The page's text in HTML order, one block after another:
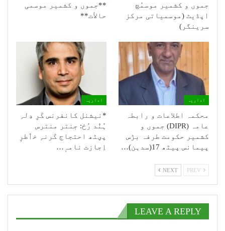
جموں و کشمیر موسمُچ
اپڈیٹ (موسمیاتی مرکز
سرینگر)
**جموں و كشمیر موسمی
حالأت**
اداریہ
محکمہ اطلاعات و رابطہ
عامہ (DIPR) جموں و
کشمیر حکومت طرفہ بڑس
پیمانس پیٹھ 17(سدہن)…
اداریہ
*نیشنل کانفرنس کَرِ دِلہِ
ہُنٛد رُخ: جنتر منترس
پؠٹھ احتجاج کَرنہِ خٲطرٕ
اِجازت نامہٕ…
NEXT
LEAVE A REPLY